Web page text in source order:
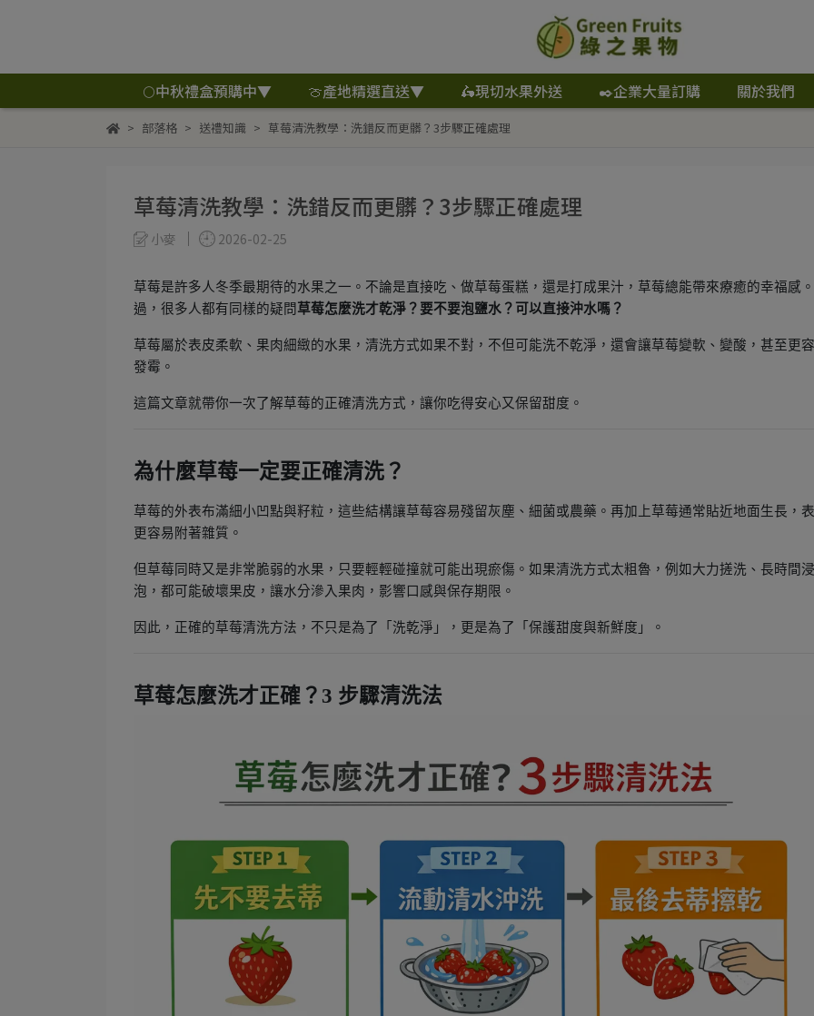
🌕中秋禮盒預購中▼ 🍈產地精選直送▼ 🛵現切水果外送 ✒️企業大量訂購 關於我們
部落格 送禮知識 草莓清洗教學：洗錯反而更髒？3步驟正確處理
草莓清洗教學：洗錯反而更髒？3步驟正確處理
小麥 2026-02-25
草莓是許多人冬季最期待的水果之一。不論是直接吃、做草莓蛋糕，還是打成果汁，草莓總能帶來療癒的幸福感
過，很多人都有同樣的疑問草莓怎麼洗才乾淨？要不要泡鹽水？可以直接沖水嗎？
草莓屬於表皮柔軟、果肉細緻的水果，清洗方式如果不對，不但可能洗不乾淨，還會讓草莓變軟、變酸，甚至更
發霉。
這篇文章就帶你一次了解草莓的正確清洗方式，讓你吃得安心又保留甜度。
為什麼草莓一定要正確清洗？
草莓的外表布滿細小凹點與籽粒，這些結構讓草莓容易殘留灰塵、細菌或農藥。再加上草莓通常貼近地面生長，
更容易附著雜質。
但草莓同時又是非常脆弱的水果，只要輕輕碰撞就可能出現瘀傷。如果清洗方式太粗魯，例如大力搓洗、長時間浸
泡，都可能破壞果皮，讓水分滲入果肉，影響口感與保存期限。
因此，正確的草莓清洗方法，不只是為了「洗乾淨」，更是為了「保護甜度與新鮮度」。
草莓怎麼洗才正確？3 步驟清洗法